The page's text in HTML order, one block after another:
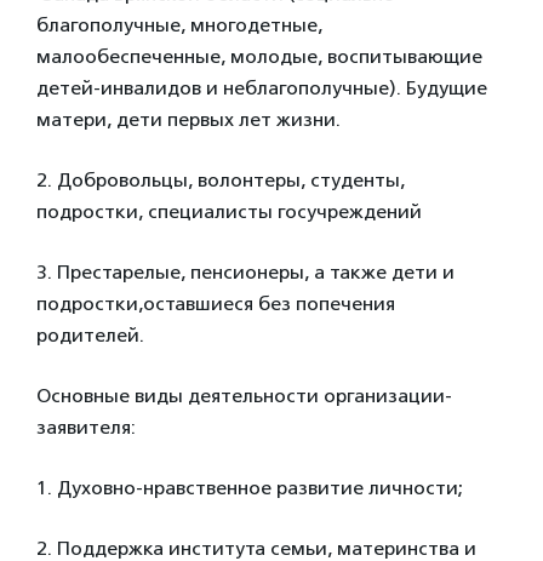
благополучные, многодетные,
малообеспеченные, молодые, воспитывающие
детей-инвалидов и неблагополучные). Будущие
матери, дети первых лет жизни.
2. Добровольцы, волонтеры, студенты,
подростки, специалисты госучреждений
3. Престарелые, пенсионеры, а также дети и
подростки,оставшиеся без попечения
родителей.
Основные виды деятельности организации-
заявителя:
1. Духовно-нравственное развитие личности;
2. Поддержка института семьи, материнства и